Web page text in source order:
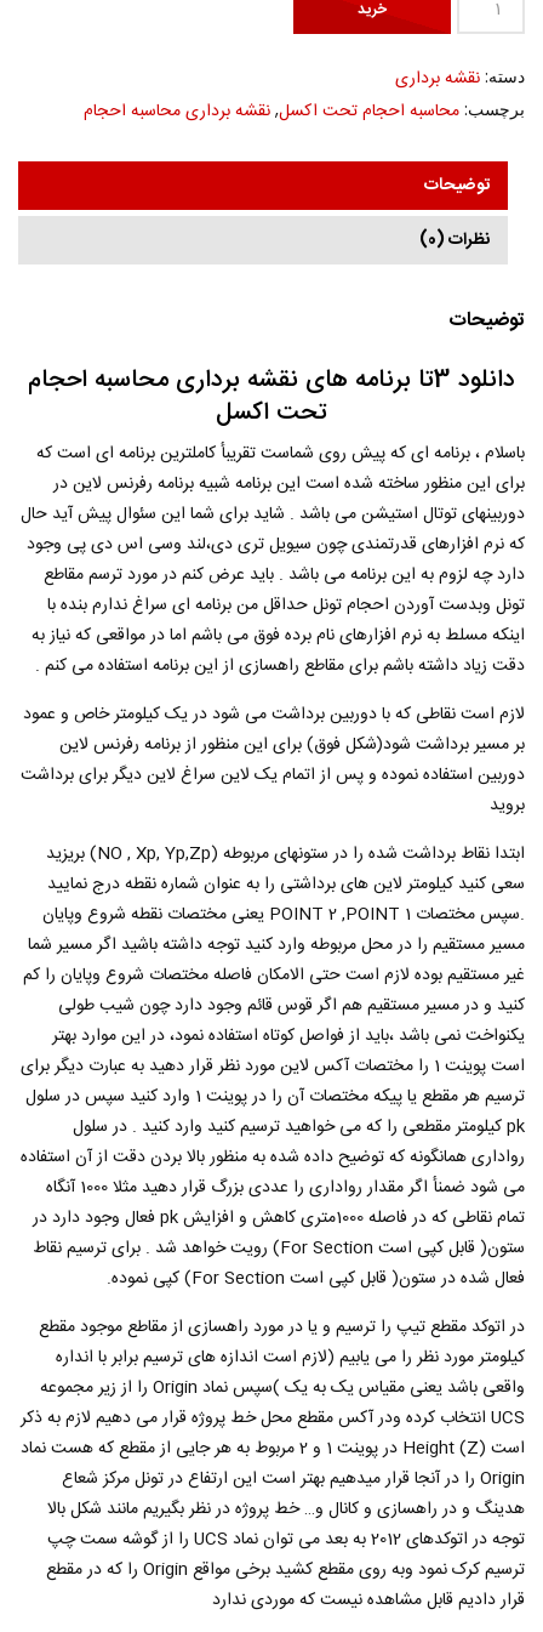
برنامه
نقشه
برداری
احجام
تحت
اکسل
عدد
خرید
دسته: نقشه برداری
برچسب: محاسبه احجام تحت اکسل, نقشه برداری محاسبه احجام
توضیحات
نظرات (0)
توضیحات
دانلود 3تا برنامه های نقشه برداری محاسبه احجام
تحت اکسل
باسلام ، برنامه ای که پیش روی شماست تقریبأ کاملترین برنامه ای است که
برای این منظور ساخته شده است این برنامه شبیه برنامه رفرنس لاین در
دوربینهای توتال استیشن می باشد . شاید برای شما این سئوال پیش آید حال
که نرم افزارهای قدرتمندی چون سیویل تری دی،لند وسی اس دی پی وجود
دارد چه لزوم به این برنامه می باشد . باید عرض کنم در مورد ترسم مقاطع
تونل وبدست آوردن احجام تونل حداقل من برنامه ای سراغ ندارم بنده با
اینکه مسلط به نرم افزارهای نام برده فوق می باشم اما در مواقعی که نیاز به
دقت زیاد داشته باشم برای مقاطع راهسازی از این برنامه استفاده می کنم .
لازم است نقاطی که با دوربین برداشت می شود در یک کیلومتر خاص و عمود
بر مسیر برداشت شود(شکل فوق) برای این منظور از برنامه رفرنس لاین
دوربین استفاده نموده و پس از اتمام یک لاین سراغ لاین دیگر برای برداشت
بروید
ابتدا نقاط برداشت شده را در ستونهای مربوطه (NO , Xp, Yp,Zp) بریزید
سعی کنید کیلومتر لاین های برداشتی را به عنوان شماره نقطه درج نمایید
.سپس مختصات POINT 2 ,POINT 1 یعنی مختصات نقطه شروع وپایان
مسیر مستقیم را در محل مربوطه وارد کنید توجه داشته باشید اگر مسیر شما
غیر مستقیم بوده لازم است حتی الامکان فاصله مختصات شروع وپایان را کم
کنید و در مسیر مستقیم هم اگر قوس قائم وجود دارد چون شیب طولی
یکنواخت نمی باشد ،باید از فواصل کوتاه استفاده نمود، در این موارد بهتر
است پوینت 1 را مختصات آکس لاین مورد نظر قرار دهید به عبارت دیگر برای
ترسیم هر مقطع یا پیکه مختصات آن را در پوینت 1 وارد کنید سپس در سلول
pk کیلومتر مقطعی را که می خواهید ترسیم کنید وارد کنید . در سلول
رواداری همانگونه که توضیح داده شده به منظور بالا بردن دقت از آن استفاده
می شود ضمنأ اگر مقدار رواداری را عددی بزرگ قرار دهید مثلا 1000 آنگاه
تمام نقاطی که در فاصله 1000متری کاهش و افزایش pk فعال وجود دارد در
ستون( قابل کپی است For Section) رویت خواهد شد . برای ترسیم نقاط
فعال شده در ستون( قابل کپی است For Section) کپی نموده.
در اتوکد مقطع تیپ را ترسیم و یا در مورد راهسازی از مقاطع موجود مقطع
کیلومتر مورد نظر را می یابیم (لازم است اندازه های ترسیم برابر با انداره
واقعی باشد یعنی مقیاس یک به یک )سپس نماد Origin را از زیر مجموعه
UCS انتخاب کرده ودر آکس مقطع محل خط پروژه قرار می دهیم لازم به ذکر
است Height (Z) در پوینت 1 و 2 مربوط به هر جایی از مقطع که هست نماد
Origin را در آنجا قرار میدهیم بهتر است این ارتفاع در تونل مرکز شعاع
هدینگ و در راهسازی و کانال و… خط پروژه در نظر بگیریم مانند شکل بالا
توجه در اتوکدهای 2012 به بعد می توان نماد UCS را از گوشه سمت چپ
ترسیم کرک نمود وبه روی مقطع کشید برخی مواقع Origin را که در مقطع
قرار دادیم قابل مشاهده نیست که موردی ندارد